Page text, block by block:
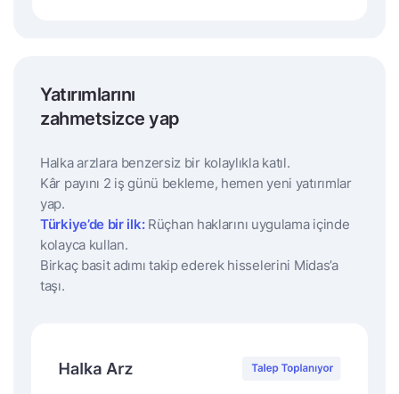
Yatırımlarını
zahmetsizce yap
Halka arzlara benzersiz bir kolaylıkla katıl.
Kâr payını 2 iş günü bekleme, hemen yeni yatırımlar
yap.
Türkiye’de bir ilk:Rüçhan haklarını uygulama içinde
kolayca kullan.
Birkaç basit adımı takip ederek hisselerini Midas’a
taşı.